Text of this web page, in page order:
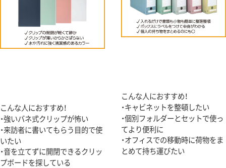
こんな人におすすめ！
・強いバネ式クリップが怖い
・来訪者に書いてもらう目的で使
いたい
・音を立てずに開閉できるクリッ
プボードを探している
こんな人におすすめ！
・キャビネットを整頓したい
・個別フォルダーとセットで使っ
てより便利に
・オフィスでの移動時に荷物をま
とめて持ち運びたい